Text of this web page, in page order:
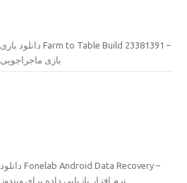
دانلود بازی Farm to Table Build 23381391 –
بازی ماجراجویی
دانلود Fonelab Android Data Recovery –
نرم افزار بازیابی داده برای ویندوز